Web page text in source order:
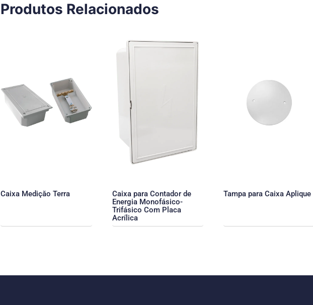
Produtos Relacionados
Caixa Mediçăo Terra
Caixa para Contador de
Energia Monofásico-
Trifásico Com Placa
Acrílica
Tampa para Caixa Aplique